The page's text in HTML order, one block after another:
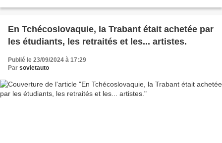
En Tchécoslovaquie, la Trabant était achetée par
les étudiants, les retraités et les... artistes.
Publié le 23/09/2024 à 17:29
Par sovietauto